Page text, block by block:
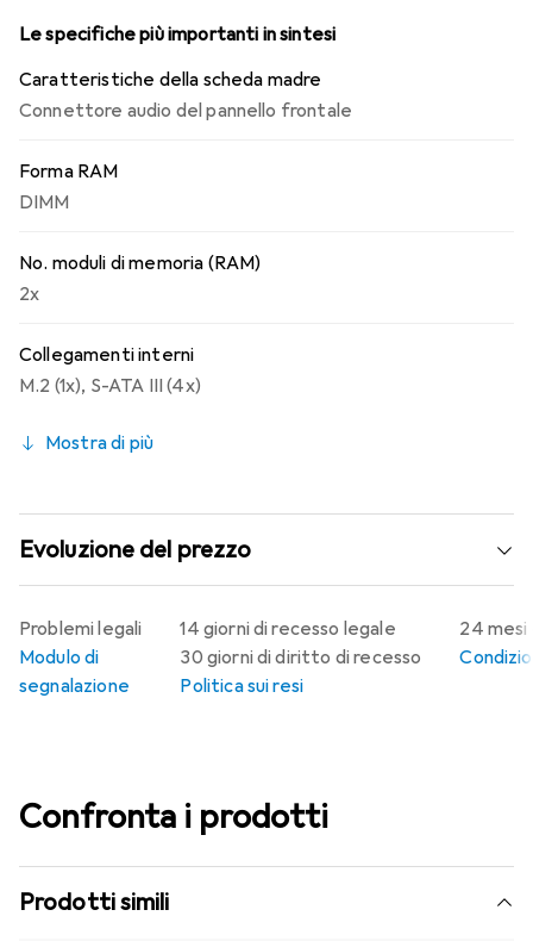
Le specifiche più importanti in sintesi
Caratteristiche della scheda madre
Connettore audio del pannello frontale
Forma RAM
DIMM
No. moduli di memoria (RAM)
2x
Collegamenti interni
M.2 (1x), S-ATA III (4x)
Mostra di più
Evoluzione del prezzo
14 giorni di recesso legale
30 giorni di diritto di recesso
Politica sui resi
24 mesi
Problemi legali
Modulo di
segnalazione
Confronta i prodotti
Prodotti simili